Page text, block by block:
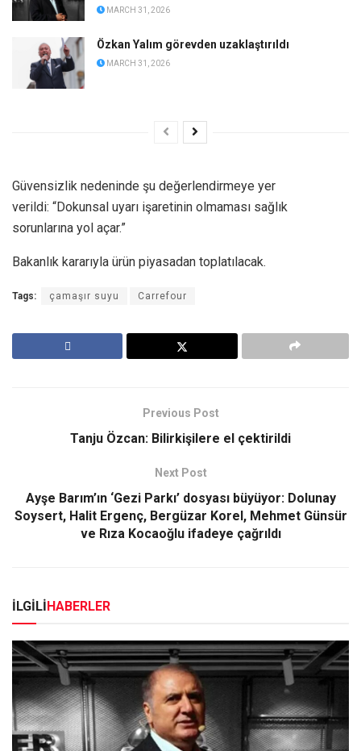
MARCH 31, 2026
Özkan Yalım görevden uzaklaştırıldı
MARCH 31, 2026
Güvensizlik nedeninde şu değerlendirmeye yer
verildi: “Dokunsal uyarı işaretinin olmaması sağlık
sorunlarına yol açar.”
Bakanlık kararıyla ürün piyasadan toplatılacak.
Tags: çamaşır suyu Carrefour
Previous Post
Tanju Özcan: Bilirkişilere el çektirildi
Next Post
Ayşe Barım’ın ‘Gezi Parkı’ dosyası büyüyor: Dolunay
Soysert, Halit Ergenç, Bergüzar Korel, Mehmet Günsür
ve Rıza Kocaoğlu ifadeye çağrıldı
İLGİLİHABERLER